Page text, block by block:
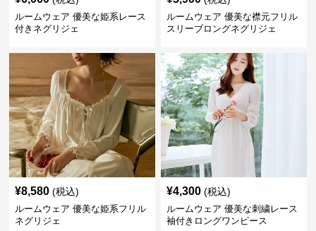
ルームウェア 優美な姫系レース
付きネグリジェ
ルームウェア 優美な襟元フリル
スリーブロングネグリジェ
¥8,580 (税込)
ルームウェア 優美な姫系フリル
ネグリジェ
¥4,300 (税込)
ルームウェア 優美な刺繍レース
袖付きロングワンピース